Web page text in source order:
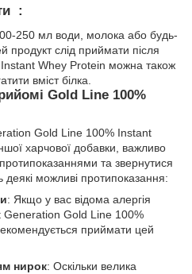
:
250 мл води, молока або будь-
продукт слід приймати після
Whey Protein можна також
вміст білка.
Gold Line 100%
Gold Line 100% Instant
харчової добавки, важливо
та звернутися
деякі можливі протипоказання:
: Якщо у вас відома алергія
Generation Gold Line 100%
приймати цей
нирок: Оскільки велика